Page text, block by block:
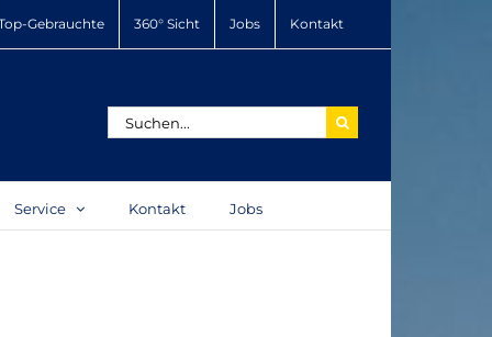
Gebrauchte 360° Sicht Jobs Kontakt
Suche
nach:
Service Kontakt Jobs